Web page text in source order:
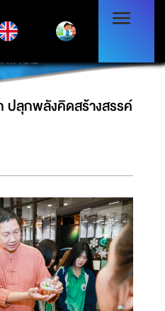
ปลุกพลังคิดสร้างสรรค์
เทอม
ปลุกพลังคิดสร้างสรรค์